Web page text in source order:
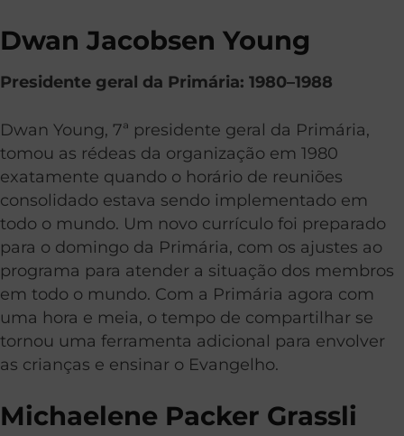
Dwan Jacobsen Young
Presidente geral da Primária: 1980–1988
Dwan Young, 7ª presidente geral da Primária,
tomou as rédeas da organização em 1980
exatamente quando o horário de reuniões
consolidado estava sendo implementado em
todo o mundo. Um novo currículo foi preparado
para o domingo da Primária, com os ajustes ao
programa para atender a situação dos membros
em todo o mundo. Com a Primária agora com
uma hora e meia, o tempo de compartilhar se
tornou uma ferramenta adicional para envolver
as crianças e ensinar o Evangelho.
Michaelene Packer Grassli